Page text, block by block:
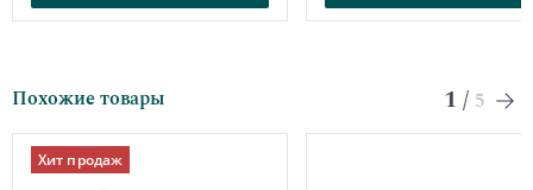
Похожие товары 1 / 5
Хит продаж